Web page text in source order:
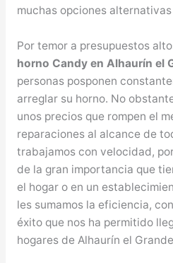
muchas opciones
Por temor a presupuestos
horno Candy en Alhaurín el
personas posponen
arreglar su horno. No
unos precios que rompen el
reparaciones al alcance de
trabajamos con velocidad,
de la gran importancia que
el hogar o en un
les sumamos la eficiencia,
éxito que nos ha permitido
hogares de Alhaurín el